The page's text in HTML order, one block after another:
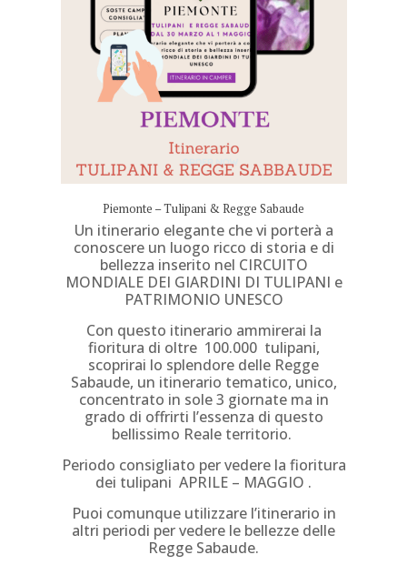
Piemonte – Tulipani & Regge Sabaude
Un itinerario elegante che vi porterà a
conoscere un luogo ricco di storia e di
bellezza inserito nel CIRCUITO
MONDIALE DEI GIARDINI DI TULIPANI e
PATRIMONIO UNESCO
Con questo itinerario ammirerai la
fioritura di oltre 100.000 tulipani,
scoprirai lo splendore delle Regge
Sabaude, un itinerario tematico, unico,
concentrato in sole 3 giornate ma in
grado di offrirti l’essenza di questo
bellissimo Reale territorio.
Periodo consigliato per vedere la fioritura
dei tulipani APRILE – MAGGIO .
Puoi comunque utilizzare l’itinerario in
altri periodi per vedere le bellezze delle
Regge Sabaude.